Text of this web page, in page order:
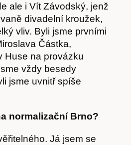
O nás
ale i Vít Závodský, jenž
divadelní kroužek,
vliv. Byli jsme prvními
Částka,
Huse na provázku
vždy besedy
jsme uvnitř spíše
normalizační Brno?
Já jsem se